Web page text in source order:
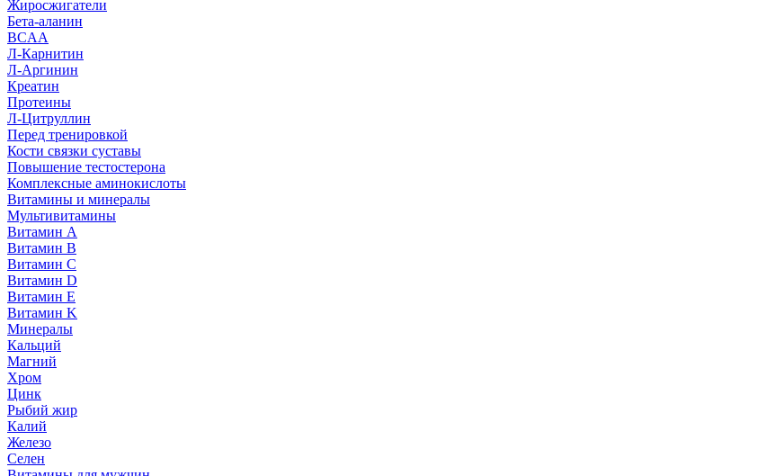
Жиросжигатели
Бета-аланин
BCAA
Л-Карнитин
Л-Аргинин
Креатин
Протеины
Л-Цитруллин
Перед тренировкой
Кости связки суставы
Повышение тестостерона
Комплексные аминокислоты
Витамины и минералы
Мультивитамины
Витамин A
Витамин B
Витамин C
Витамин D
Витамин E
Витамин K
Минералы
Кальций
Магний
Хром
Цинк
Рыбий жир
Калий
Железо
Селен